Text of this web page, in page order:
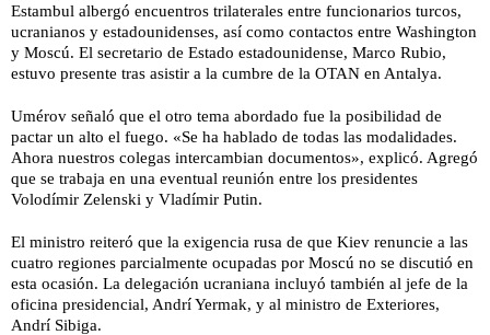
Estambul albergó encuentros trilaterales entre funcionarios turcos,
ucranianos y estadounidenses, así como contactos entre Washington
y Moscú. El secretario de Estado estadounidense, Marco Rubio,
estuvo presente tras asistir a la cumbre de la OTAN en Antalya.
Umérov señaló que el otro tema abordado fue la posibilidad de
pactar un alto el fuego. «Se ha hablado de todas las modalidades.
Ahora nuestros colegas intercambian documentos», explicó. Agregó
que se trabaja en una eventual reunión entre los presidentes
Volodímir Zelenski y Vladímir Putin.
El ministro reiteró que la exigencia rusa de que Kiev renuncie a las
cuatro regiones parcialmente ocupadas por Moscú no se discutió en
esta ocasión. La delegación ucraniana incluyó también al jefe de la
oficina presidencial, Andrí Yermak, y al ministro de Exteriores,
Andrí Sibiga.